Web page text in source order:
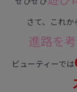
さて、これか
進路を
ビューティーでは